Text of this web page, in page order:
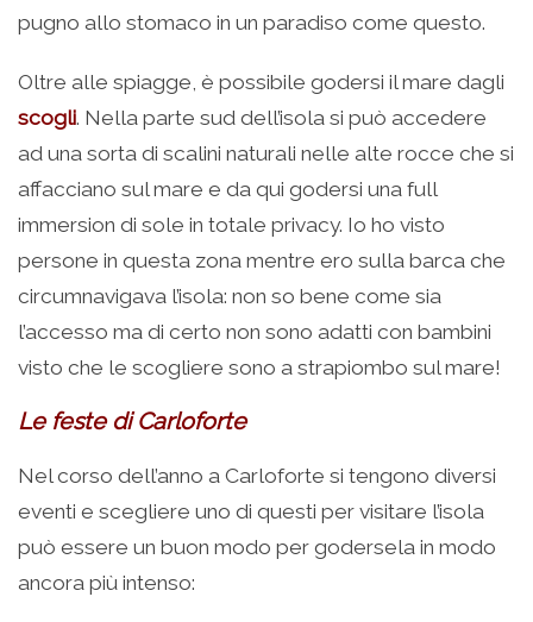
pugno allo stomaco in un paradiso come questo.
Oltre alle spiagge, è possibile godersi il mare dagli
scogli. Nella parte sud dell’isola si può accedere
ad una sorta di scalini naturali nelle alte rocce che si
affacciano sul mare e da qui godersi una full
immersion di sole in totale privacy. Io ho visto
persone in questa zona mentre ero sulla barca che
circumnavigava l’isola: non so bene come sia
l’accesso ma di certo non sono adatti con bambini
visto che le scogliere sono a strapiombo sul mare!
Le feste di Carloforte
Nel corso dell’anno a Carloforte si tengono diversi
eventi e scegliere uno di questi per visitare l’isola
può essere un buon modo per godersela in modo
ancora più intenso: